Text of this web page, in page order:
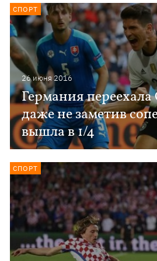
26 июня 2016
Германия
даже не заметив
вышла в 1/4
СПОРТ
СПОРТ